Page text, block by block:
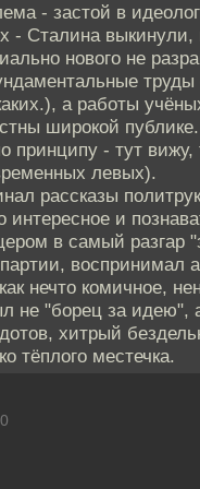
- застой в
- Сталина выкинули,
нового не
а работы
широкой
принципу - тут вижу,
левых).
рассказы
интересное и
в самый разгар
воспринимал
нечто комичное,
не "борец за идею",
хитрый
тёплого местечка.